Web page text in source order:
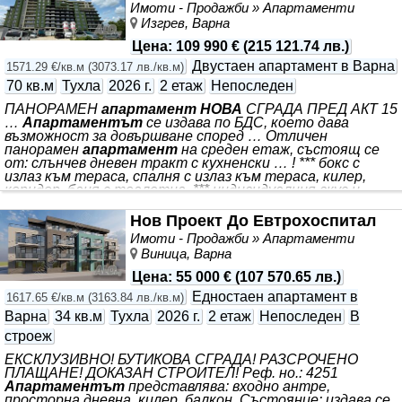
Имоти - Продажби » Апартаменти
Изгрев, Варна
Цена: 109 990 € (215 121.74 лв.)
1571.29 €/кв.м (3073.17 лв./кв.м) Двустаен апартамент в Варна
70 кв.м Тухла 2026 г. 2 етаж
Непоследен
ПАНОРАМЕН апартамент НОВА СГРАДА ПРЕД АКТ 15
… Апартаментът се издава по БДС, което дава
възможност за довършване според … Отличен
панорамен апартамент на среден етаж, състоящ се
от: слънчев дневен тракт с кухненски … ! *** бокс с
излаз към тераса, спалня с излаз към тераса, килер,
коридор, баня с тоалетна. *** индивидуалния вкус и
северозапад, сградата е проектирана с висок енергиен
клас осигуряващ ефективност и комфорт. Сградата е
с Акт 15, като се очаква получаване на Акт 16 до края
на 2026 г. предвидени са подземни и открити
паркоместа с възможност срещу допълнително
Нов Проект До Евтрохоспитал
Имоти - Продажби » Апартаменти
Виница, Варна
Цена: 55 000 € (107 570.65 лв.)
1617.65 €/кв.м (3163.84 лв./кв.м)
Едностаен апартамент в
Варна 34 кв.м Тухла 2026 г. 2 етаж Непоследен
В
строеж
ЕКСКЛУЗИВНО! БУТИКОВА СГРАДА! РАЗСРОЧЕНО
ПЛАЩАНЕ! ДОКАЗАН СТРОИТЕЛ! Реф. но.: 4251
Апартаментът представлява: входно антре,